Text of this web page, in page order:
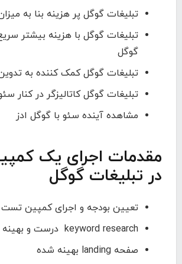
تبلیغات گوگل پر هزینه بنا به
تبلیغات گوگل با هزینه بیشتر
گوگل
تبلیغات گوگل کمک کننده به
تبلیغات گوگل کاتالیزگر در کنار
مشاهده آینده سئو با گوگل ادز
مقدمات اجرای یک
در تبلیغات گوگل
تعیین بودجه و اجرای کمپین تست
keyword research درست و بهینه
صفحه landing بهینه شده